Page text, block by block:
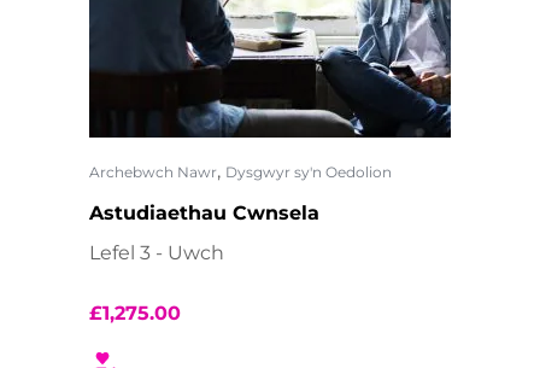
Archebwch Nawr, Dysgwyr sy'n Oedolion
Astudiaethau Cwnsela
Lefel 3 - Uwch
£1,275.00